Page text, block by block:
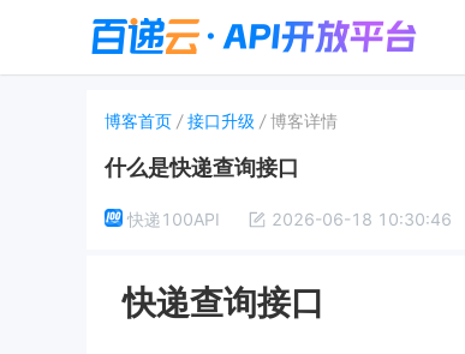
博客首页 /接口升级 /博客详情
什么是快递查询接口
快递100API 2026-06-18 10:30:46
快递查询接口